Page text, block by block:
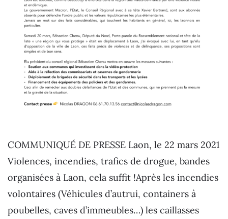
COMMUNIQUÉ DE PRESSE Laon, le 22 mars 2021
Violences, incendies, trafics de drogue, bandes
organisées à Laon, cela suffit !Après les incendies
volontaires (Véhicules d’autrui, containers à
poubelles, caves d’immeubles…) les caillasses